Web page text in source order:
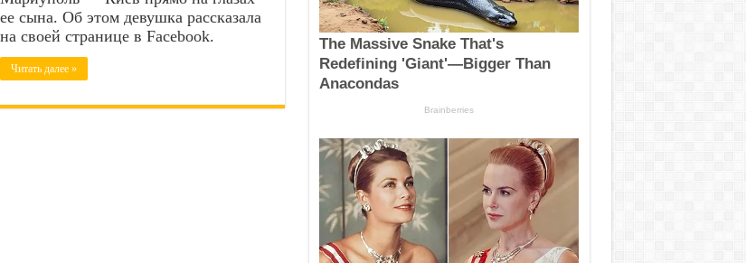
ее сына. Об этом девушка рассказала
на своей странице в Facebook.
Читать далее »